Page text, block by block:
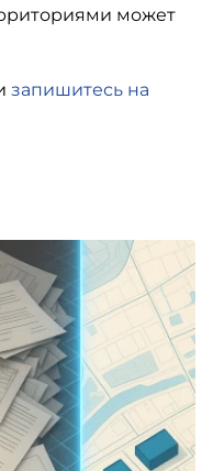
может
запишитесь на